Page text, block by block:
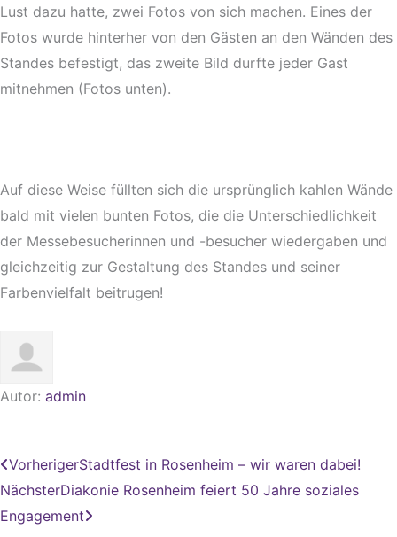
Lust dazu hatte, zwei Fotos von sich machen. Eines der
Fotos wurde hinterher von den Gästen an den Wänden des
Standes befestigt, das zweite Bild durfte jeder Gast
mitnehmen (Fotos unten).
Auf diese Weise füllten sich die ursprünglich kahlen Wände
bald mit vielen bunten Fotos, die die Unterschiedlichkeit
der Messebesucherinnen und -besucher wiedergaben und
gleichzeitig zur Gestaltung des Standes und seiner
Farbenvielfalt beitrugen!
Autor: admin
Zurück
VorherigerStadtfest in Rosenheim – wir waren dabei!
NächsterDiakonie Rosenheim feiert 50 Jahre soziales
Engagement
Nächster